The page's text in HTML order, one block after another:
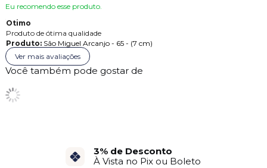
Eu recomendo esse produto.
Otimo
Produto de ótima qualidade
Produto:São Miguel Arcanjo - 65 - (7 cm)
Ver mais avaliações
Você também pode gostar de
3% de Desconto
À Vista no Pix ou Boleto